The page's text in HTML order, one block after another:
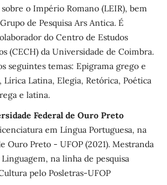
o Império Romano (LEIR), bem
de Pesquisa Ars Antica. É
do Centro de Estudos
(CECH) da Universidade de Coimbra.
seguintes temas: Epigrama grego e
Latina, Elegia, Retórica, Poética
e latina.
Federal de Ouro Preto
em Língua Portuguesa, na
Ouro Preto - UFOP (2021). Mestranda
na linha de pesquisa
pelo Posletras-UFOP